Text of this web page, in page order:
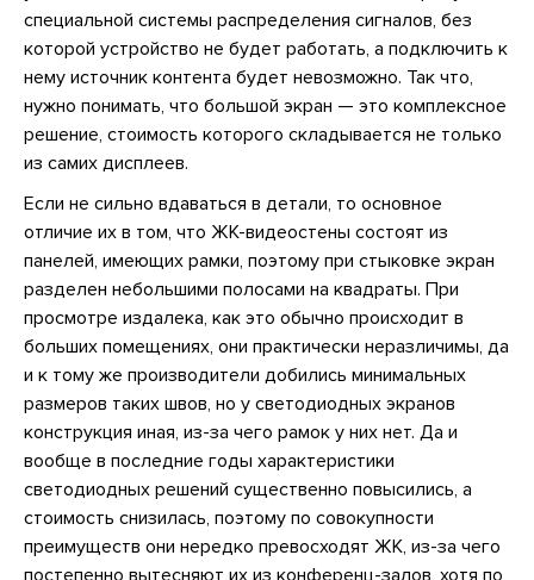
специальной системы распределения сигналов, без
которой устройство не будет работать, а подключить к
нему источник контента будет невозможно. Так что,
нужно понимать, что большой экран — это комплексное
решение, стоимость которого складывается не только
из самих дисплеев.
Если не сильно вдаваться в детали, то основное
отличие их в том, что ЖК-видеостены состоят из
панелей, имеющих рамки, поэтому при стыковке экран
разделен небольшими полосами на квадраты. При
просмотре издалека, как это обычно происходит в
больших помещениях, они практически неразличимы, да
и к тому же производители добились минимальных
размеров таких швов, но у светодиодных экранов
конструкция иная, из-за чего рамок у них нет. Да и
вообще в последние годы характеристики
светодиодных решений существенно повысились, а
стоимость снизилась, поэтому по совокупности
преимуществ они нередко превосходят ЖК, из-за чего
постепенно вытесняют их из конференц-залов, хотя по